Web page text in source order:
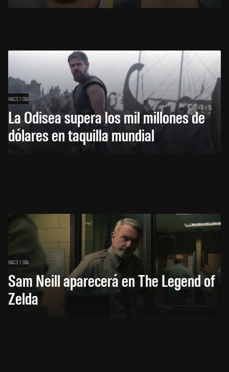
HACE 1 DÍA
La Odisea supera los mil millones de
dólares en taquilla mundial
HACE 1 DÍA
Sam Neill aparecerá en The Legend of
Zelda